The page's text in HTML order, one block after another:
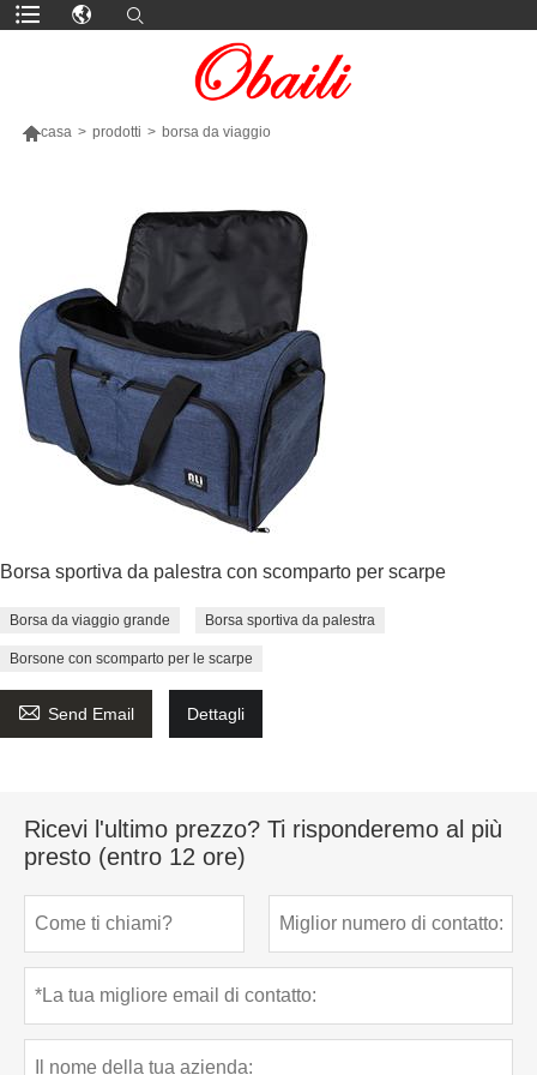
casa > prodotti > borsa da viaggio
Borsa sportiva da palestra con scomparto per scarpe
Borsa da viaggio grande Borsa sportiva da palestra
Borsone con scomparto per le scarpe
 Send Email Dettagli
Ricevi l'ultimo prezzo? Ti risponderemo al più
presto (entro 12 ore)